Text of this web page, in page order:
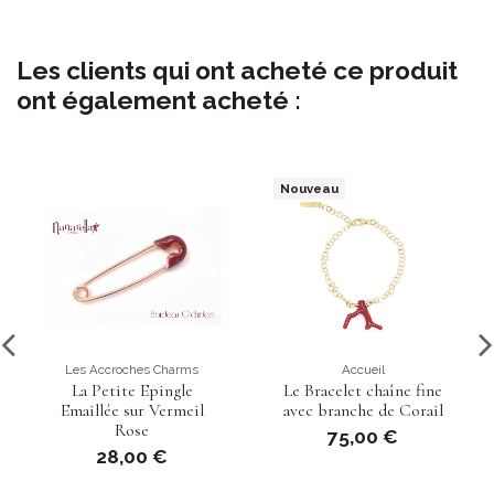
Les clients qui ont acheté ce produit
ont également acheté :
Les Accroches Charms
La Petite Epingle
Emaillée sur Vermeil
Rose
28,00 €
Nouveau
Accueil
Le Bracelet chaîne fine
avec branche de Corail
75,00 €